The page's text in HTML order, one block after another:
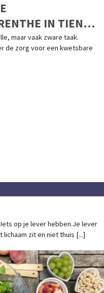
IN TIEN
MET BIJNA 50%
maar vaak zware taak.
de zorg voor een kwetsbare
op je lever hebben.Je lever
lichaam zit en niet thuis [...]